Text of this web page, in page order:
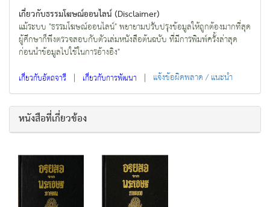
เกี่ยวกับธรรมโฆษณ์ออนไลน์ (Disclaimer)
แม้ระบบ "ธรรมโฆษณ์ออนไลน์" พยายามปรับปรุงข้อมูลให้ถูกต้องมากที่สุด
ผู้ศึกษาก็พึงตรวจสอบกับตัวเล่มหนังสือต้นฉบับ ที่มีการพิมพ์ครั้งล่าสุด
ก่อนนำข้อมูลไปใช้ในการอ้างอิง"
เกี่ยวกับอัตถจารี | เกี่ยวกับการพัฒนา | แจ้งข้อผิดพลาด / แนะนำ
หนังสือที่เกี่ยวข้อง